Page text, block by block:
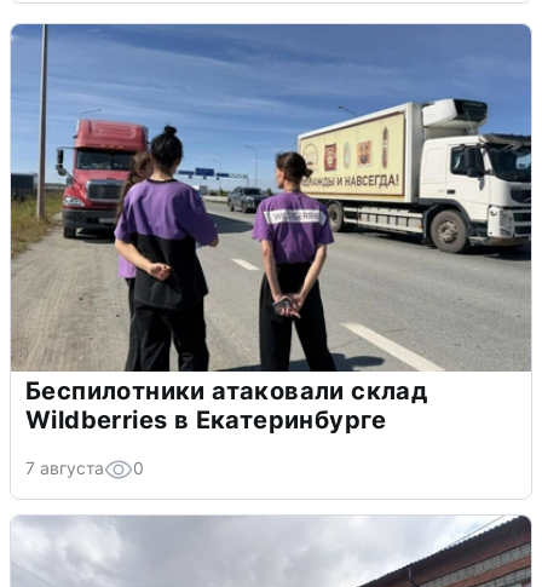
Беспилотники атаковали склад
Wildberries в Екатеринбурге
7 августа 0